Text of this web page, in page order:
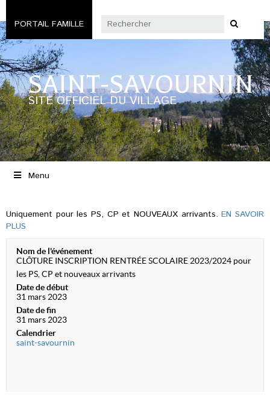
PORTAIL FAMILLE
SAINT-SAVOURNIN
SITE OFFICIEL DU VILLAGE
Menu
Uniquement pour les PS, CP et NOUVEAUX arrivants.EN SAVOIR
PLUS
Nom de l'événement
CLÔTURE INSCRIPTION RENTRÉE SCOLAIRE 2023/2024 pour
les PS, CP et nouveaux arrivants
Date de début
31 mars 2023
Date de fin
31 mars 2023
Calendrier
saint-savournin